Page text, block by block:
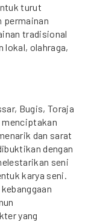
turut
permainan
tradisional
lokal, olahraga,
Bugis, Toraja
menciptakan
dan sarat
dengan
seni
karya seni.
yang